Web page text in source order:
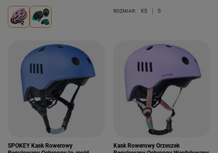
ROZMIAR: XS S
SPOKEY Kask Rowerowy
Kask Rowerowy Orzeszek